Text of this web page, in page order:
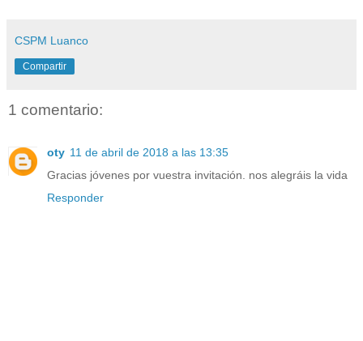
CSPM Luanco
Compartir
1 comentario:
oty 11 de abril de 2018 a las 13:35
Gracias jóvenes por vuestra invitación. nos alegráis la vida
Responder